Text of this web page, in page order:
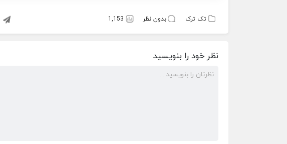
تک ترک بدون نظر 1,153
نظر خود را بنویسید